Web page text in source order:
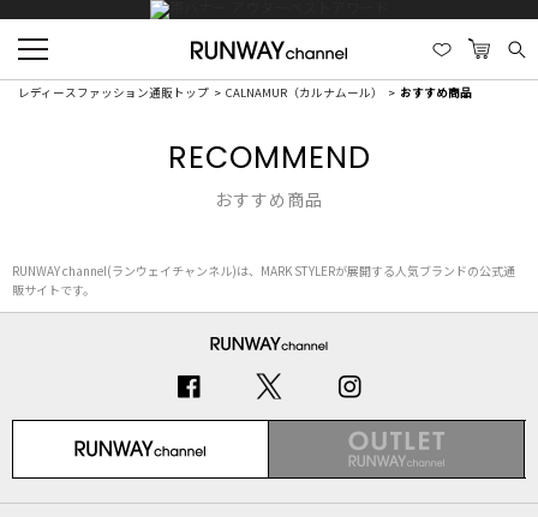
レディースファッション通販トップ CALNAMUR（カルナムール） おすすめ商品
RECOMMEND
おすすめ商品
RUNWAY channel(ランウェイチャンネル)は、MARK STYLERが展開する人気ブランドの公式通
販サイトです。